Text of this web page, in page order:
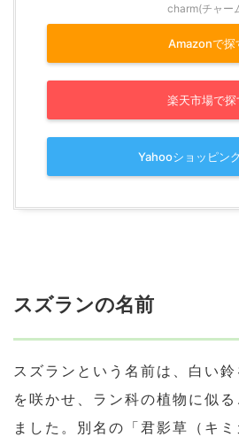
charm(チャー
Amazonで探
楽天市場で探
Yahooショッピン
スズランの名前
スズランという名前は、白い
を咲かせ、ラン科の植物に似
ました。別名の「君影草（キ